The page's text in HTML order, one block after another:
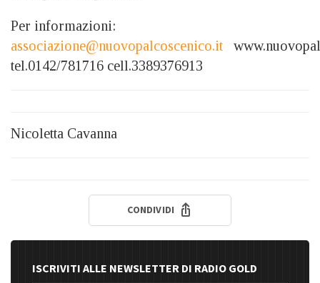
Per informazioni:
associazione@nuovopalcoscenico.it
tel.0142/781716 cell.3389376913
Nicoletta Cavanna
CONDIVIDI
ISCRIVITI ALLE NEWSLETTER DI RADIO GOLD